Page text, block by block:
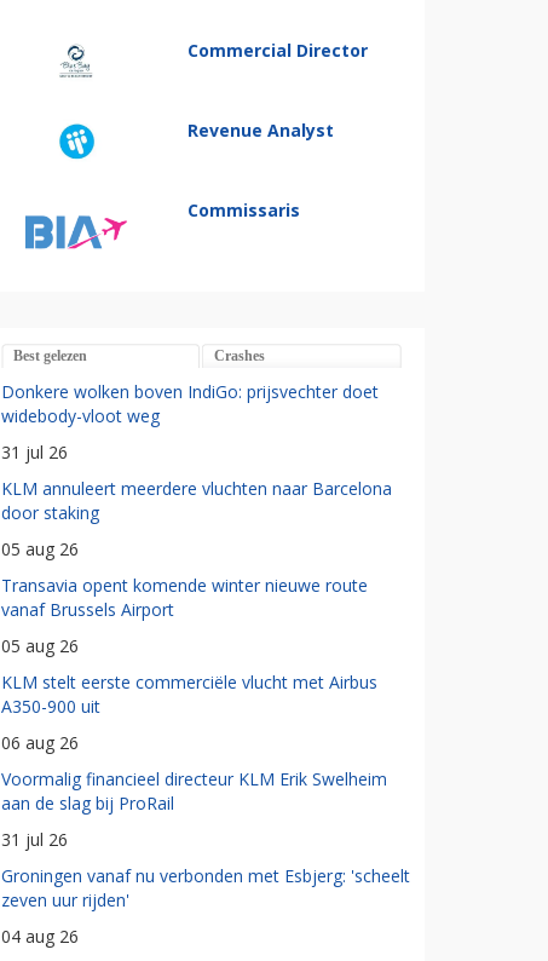
Commercial Director
Revenue Analyst
Commissaris
Best gelezen Crashes
Donkere wolken boven IndiGo: prijsvechter doet
widebody-vloot weg
31 jul 26
KLM annuleert meerdere vluchten naar Barcelona
door staking
05 aug 26
Transavia opent komende winter nieuwe route
vanaf Brussels Airport
05 aug 26
KLM stelt eerste commerciële vlucht met Airbus
A350-900 uit
06 aug 26
Voormalig financieel directeur KLM Erik Swelheim
aan de slag bij ProRail
31 jul 26
Groningen vanaf nu verbonden met Esbjerg: 'scheelt
zeven uur rijden'
04 aug 26